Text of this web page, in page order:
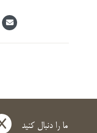
ما را دنبال کنید x